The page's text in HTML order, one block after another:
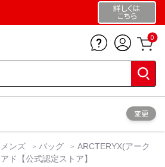
詳しくは
こちら
0
変更
メンズ バッグ
ARCTERYX(アーク
ド【公式認定ストア】